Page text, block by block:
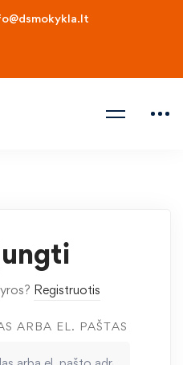
Registruotis
ARBA EL. PAŠTAS